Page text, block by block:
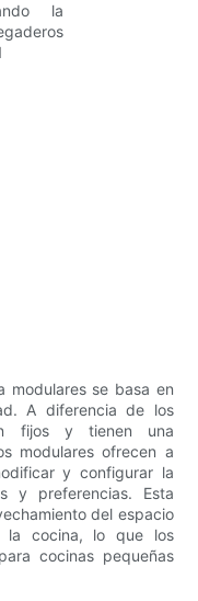
modulares se basa en
A diferencia de los
fijos y tienen una
modulares ofrecen a
y configurar la
y preferencias. Esta
del espacio
cocina, lo que los
cocinas pequeñas